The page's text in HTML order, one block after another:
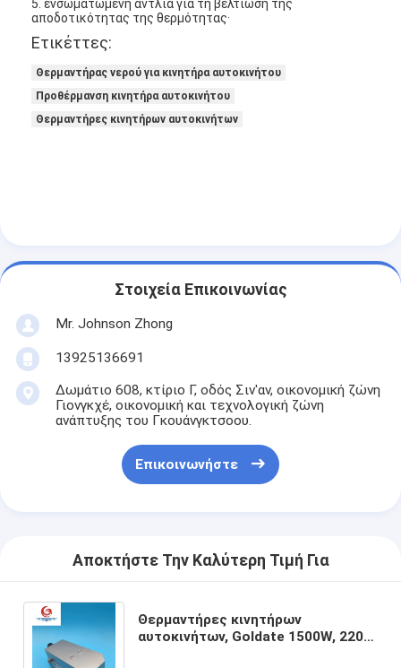
Προϊόντα
Ποιοτικός έλεγχος
επαφή
Ζητήστε ένα απόσπασμα
Προθέρμανση ψυκτικού του κινητήρα
Θερμαντήρες δεξαμενών πετρελαίου
5. ενσωματωμένη αντλία για τη βελτίωση της
αποδοτικότητας της θερμότητας·
Ετικέττες:
Θερμαντήρας νερού για κινητήρα αυτοκινήτου
Προθέρμανση κινητήρα αυτοκινήτου
Θερμαντήρες κινητήρων αυτοκινήτων
Στοιχεία Επικοινωνίας
Mr. Johnson Zhong
13925136691
Δωμάτιο 608, κτίριο Γ, οδός Σιν'αν, οικονομική ζώνη
Γιονγκχέ, οικονομική και τεχνολογική ζώνη
ανάπτυξης του Γκουάνγκτσοου.
Επικοινωνήστε
Αποκτήστε Την Καλύτερη Τιμή Για
Θερμαντήρες κινητήρων
αυτοκινήτων, Goldate 1500W, 220v